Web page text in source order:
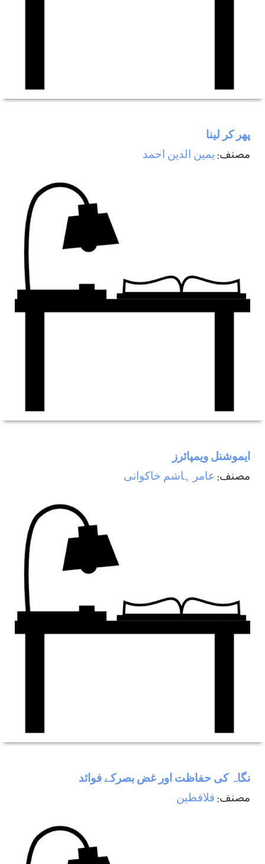
پھر كر لينا
مصنف:يمين الدين احمد
ایموشنل ویمپائرز
مصنف: عامر ہاشم خاکوانی
نگاہ كی حفاظت اور غض بصركے فوائد
مصنف: فلافطين